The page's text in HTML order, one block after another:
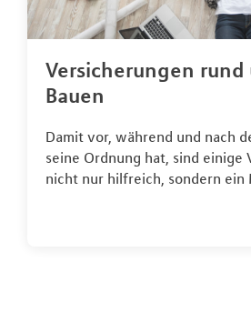
Versicherungen rund
Bauen
Damit vor, während und nach
seine Ordnung hat, sind einige
nicht nur hilfreich, sondern ein